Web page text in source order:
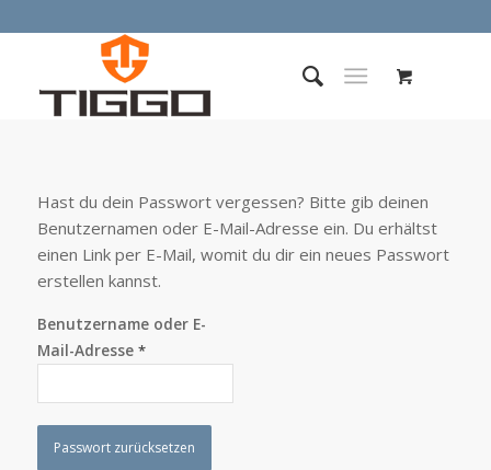
Hast du dein Passwort vergessen? Bitte gib deinen
Benutzernamen oder E-Mail-Adresse ein. Du erhältst
einen Link per E-Mail, womit du dir ein neues Passwort
erstellen kannst.
Benutzername oder E-
Mail-Adresse *
Passwort zurücksetzen